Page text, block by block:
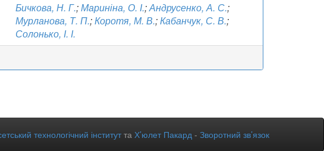
Бичкова, Н. Г.;Мариніна, О. І.;Андрусенко, А. С.;
Мурланова, Т. П.;Коротя, М. В.;Кабанчук, С. В.;
Солонько, І. І.
технологічний інститутта Х’юлет Пакард - Зворотний зв’язок